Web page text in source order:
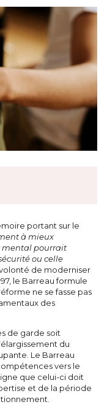
portant sur le
à mieux
mental pourrait
ou celle
de moderniser
le Barreau formule
ne se fasse pas
des
de garde soit
du
Le Barreau
vers le
que celui-ci doit
et de la période